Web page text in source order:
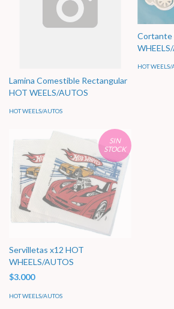
Lamina Comestible Rectangular
HOT WEELS/AUTOS
HOT WEELS/AUTOS
Cortante
HOT WEELS/
SIN
STOCK
Servilletas x12 HOT
WHEELS/AUTOS
$3.000
HOT WEELS/AUTOS